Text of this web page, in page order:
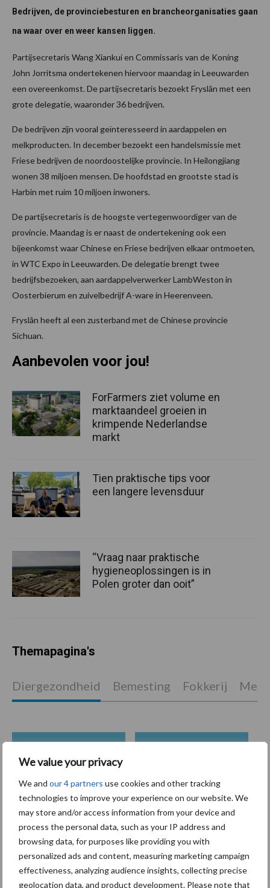
We value your privacy
We and our 4 partners use cookies and other tracking
technologies to improve your experience on our website. We
may store and/or access information from your device and
process the personal data, such as your IP address and
browsing data, for purposes like providing you with
personalized ads and content, measuring marketing campaign
effectiveness, analyzing audience insights, collecting precise
geolocation data, and product development. Please note that
Bedrijven, de provinciebesturen en brancheorganisaties gaan
na waar over en weer kansen liggen.
Partijsecretaris Wang Xiankui en Commissaris van de Koning
John Jorritsma ondertekenen hiervoor maandag in Leeuwarden
een overeenkomst. De partijsecretaris bezoekt Fryslân met een
grote delegatie, waaronder 36 bedrijven.
De bedrijven zijn vooral geïnteresseerd in aardappelen en
melkproducten. In december bezoekt een handelsmissie met
Friese bedrijven de noordoostelijke provincie. In Heilongjiang
wonen 38 miljoen mensen. De hoofdstad en grootste stad is
Harbin met ruim 10 miljoen inwoners.
De partijsecretaris is de hoogste vertegenwoordiger van de
provincie. Maandag is er naast de ondertekening ook een
bijeenkomst waar Chinese en Friese bedrijven elkaar ontmoeten,
in WTC Expo in Leeuwarden. De delegatie brengt twee
bedrijfsbezoeken, aan aardappelverwerker LambWeston in
Oosterbierum en zuivelbedrijf A-ware in Heerenveen.
Fryslân heeft al een zusterband met de Chinese provincie
Sichuan.
Primaire
Aanbevolen voor jou!
ForFarmers ziet volume en
marktaandeel groeien in
krimpende Nederlandse
markt
Tien praktische tips voor
een langere levensduur
“Vraag naar praktische
hygieneoplossingen is in
Polen groter dan ooit”
Themapagina's
Diergezondheid Bemesting Fokkerij
Mastitis
Toon meer